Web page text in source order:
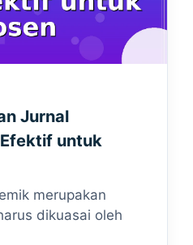
Jurnal
untuk
merupakan
dikuasai oleh